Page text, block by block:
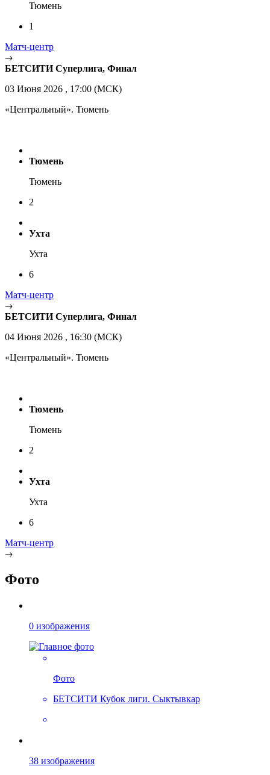
Тюмень
1
Матч-центр
БЕТСИТИ Суперлига, Финал
03 Июня 2026 , 17:00 (МСК)
«Центральный». Тюмень
Тюмень
Тюмень
2
Ухта
Ухта
6
Матч-центр
БЕТСИТИ Суперлига, Финал
04 Июня 2026 , 16:30 (МСК)
«Центральный». Тюмень
Тюмень
Тюмень
2
Ухта
Ухта
6
Матч-центр
Фото
0 изображения
Фото
БЕТСИТИ Кубок лиги. Сыктывкар
38 изображения